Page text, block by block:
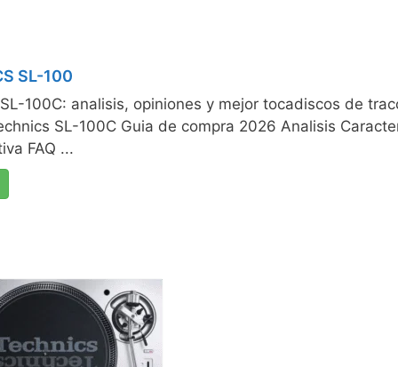
SL-100
100C: analisis, opiniones y mejor tocadiscos de
SL-100C Guia de compra 2026 Analisis
FAQ ...